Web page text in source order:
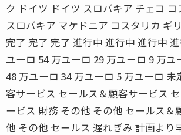
ク ドイツ ドイツ スロバキア チェコ
スロバキア マケドニア コスタリカ ギ
完了 完了 完了 進行中 進行中 進行中
ユーロ 54 万ユーロ 29 万ユーロ 9 万ユ
48 万ユーロ 34 万ユーロ 5 万ユーロ 未
客サービス セールス＆顧客サービス
ービス 財務 その他 その他 セールス＆
他 その他 セールス 遅れぎみ 計画より